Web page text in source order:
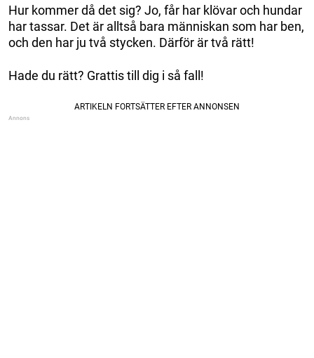
Hur kommer då det sig? Jo, får har klövar och hundar
har tassar. Det är alltså bara människan som har ben,
och den har ju två stycken. Därför är två rätt!
Hade du rätt? Grattis till dig i så fall!